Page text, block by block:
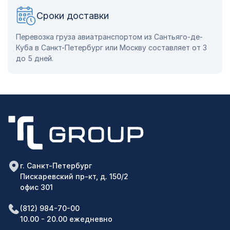
Сроки доставки
Перевозка груза авиатранспортом из Сантьяго-де-
Куба в Санкт-Петербург или Москву составляет от 3
до 5 дней.
г. Санкт-Петербург
Пискаревский пр-кт, д. 150/2
офис 301
(812) 984-70-00
10.00 - 20.00 ежедневно